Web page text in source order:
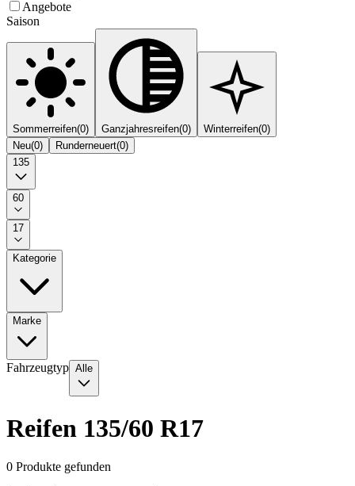
Angebote
Saison
Sommerreifen(0) Ganzjahresreifen(0) Winterreifen(0)
Neu(0) Runderneuert(0)
135
60
17
Kategorie
Marke
Fahrzeugtyp Alle
Reifen 135/60 R17
0 Produkte gefunden